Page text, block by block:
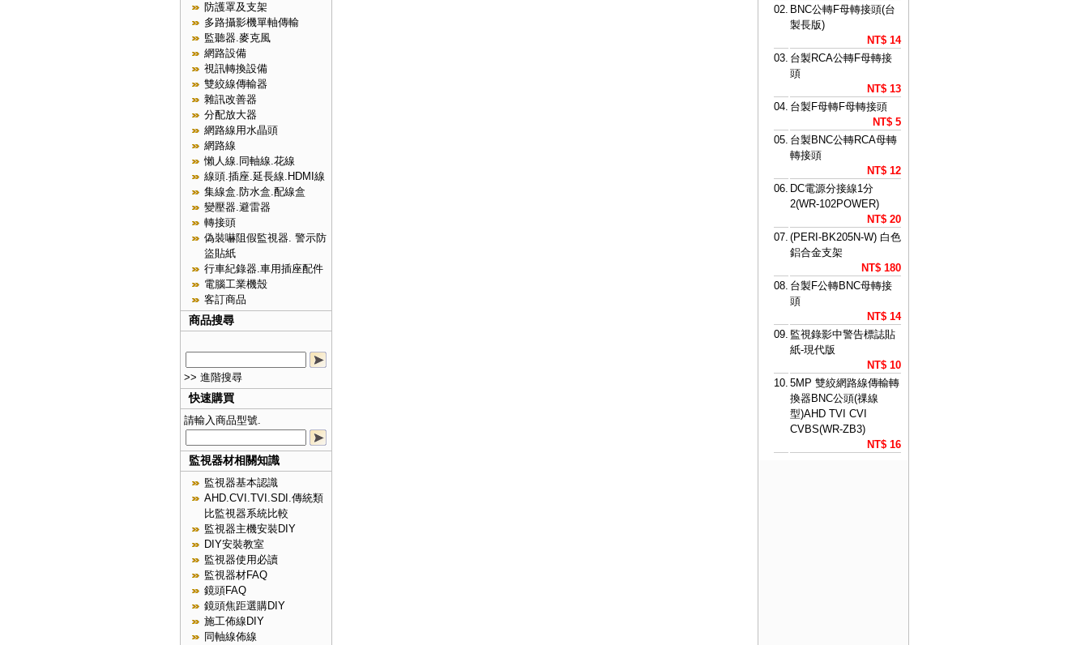
防護罩及支架
多路攝影機單軸傳輸
監聽器.麥克風
網路設備
視訊轉換設備
雙絞線傳輸器
雜訊改善器
分配放大器
網路線用水晶頭
網路線
懶人線.同軸線.花線
線頭.插座.延長線.HDMI線
集線盒.防水盒.配線盒
變壓器.避雷器
轉接頭
偽裝嚇阻假監視器. 警示防
盜貼紙
行車紀錄器.車用插座配件
電腦工業機殼
客訂商品
商品搜尋
>> 進階搜尋
快速購買
請輸入商品型號.
監視器材相關知識
監視器基本認識
AHD.CVI.TVI.SDI.傳統類
比監視器系統比較
監視器主機安裝DIY
DIY安裝教室
監視器使用必讀
監視器材FAQ
鏡頭FAQ
鏡頭焦距選購DIY
施工佈線DIY
同軸線佈線
02. BNC公轉F母轉接頭(台
製長版)
NT$ 14
03. 台製RCA公轉F母轉接
頭
NT$ 13
04. 台製F母轉F母轉接頭
NT$ 5
05. 台製BNC公轉RCA母轉
轉接頭
NT$ 12
06. DC電源分接線1分
2(WR-102POWER)
NT$ 20
07. (PERI-BK205N-W) 白色
鋁合金支架
NT$ 180
08. 台製F公轉BNC母轉接
頭
NT$ 14
09. 監視錄影中警告標誌貼
紙-現代版
NT$ 10
10. 5MP 雙絞網路線傳輸轉
換器BNC公頭(祼線
型)AHD TVI CVI
CVBS(WR-ZB3)
NT$ 16